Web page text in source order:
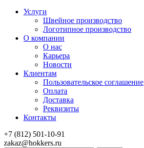
Услуги
Швейное производство
Логотипное производство
О компании
О нас
Карьера
Новости
Клиентам
Пользовательское соглашение
Оплата
Доставка
Реквизиты
Контакты
+7 (812) 501-10-91
zakaz@hokkers.ru